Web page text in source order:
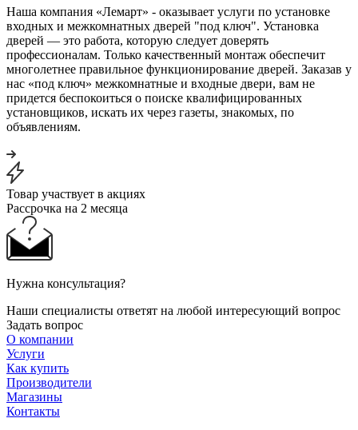
Наша компания «Лемарт» - оказывает услуги по установке
входных и межкомнатных дверей "под ключ". Установка
дверей — это работа, которую следует доверять
профессионалам. Только качественный монтаж обеспечит
многолетнее правильное функционирование дверей. Заказав у
нас «под ключ» межкомнатные и входные двери, вам не
придется беспокоиться о поиске квалифицированных
установщиков, искать их через газеты, знакомых, по
объявлениям.
Товар участвует в акциях
Рассрочка на 2 месяца
Нужна консультация?
Наши специалисты ответят на любой интересующий вопрос
Задать вопрос
О компании
Услуги
Как купить
Производители
Магазины
Контакты